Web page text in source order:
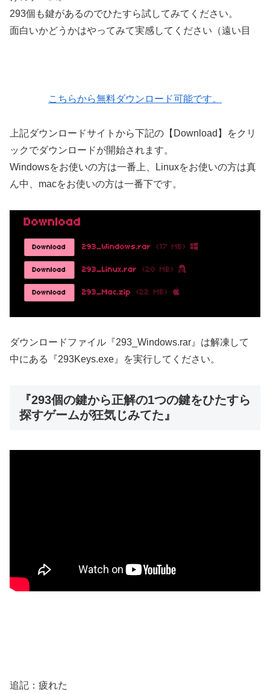
293個も鍵があるのでひたすら試してみてください。
面白いかどうかはやってみて実感してください（遠い目
こちらから無料ダウンロード可能です。
上記ダウンロードサイトから下記の【Download】をクリ
ックでダウンロードが開始されます。
Windowsをお使いの方は一番上、Linuxをお使いの方は真
ん中、macをお使いの方は一番下です。
ダウンロードファイル『293_Windows.rar』は解凍して
中にある『293Keys.exe』を実行してください。
『293個の鍵から正解の1つの鍵をひたすら
探すゲームが狂気じみてた』
追記：疲れた